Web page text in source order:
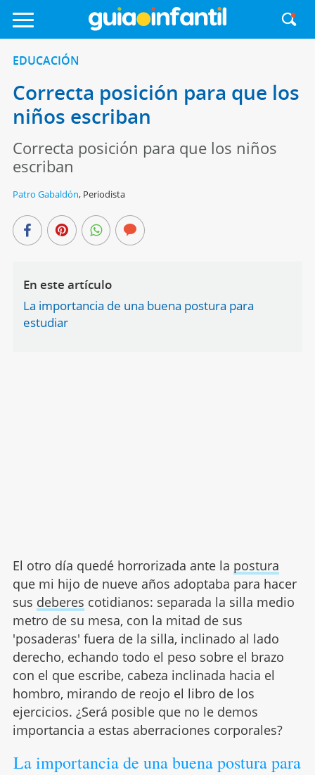
EDUCACIÓN
Correcta posición para que los
niños escriban
Correcta posición para que los niños
escriban
Patro Gabaldón, Periodista
En este artículo
La importancia de una buena postura para
estudiar
El otro día quedé horrorizada ante la postura
que mi hijo de nueve años adoptaba para hacer
sus deberes cotidianos: separada la silla medio
metro de su mesa, con la mitad de sus
'posaderas' fuera de la silla, inclinado al lado
derecho, echando todo el peso sobre el brazo
con el que escribe, cabeza inclinada hacia el
hombro, mirando de reojo el libro de los
ejercicios. ¿Será posible que no le demos
importancia a estas aberraciones corporales?
La importancia de una buena postura para